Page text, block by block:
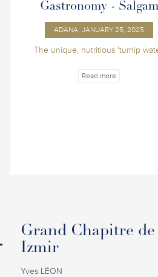
Gastronomy - Salgam
ADANA, JANUARY 25, 2025
The unique, nutritious 'turnip
Read more
Grand Chapitre de
Izmir
Yves LÉON